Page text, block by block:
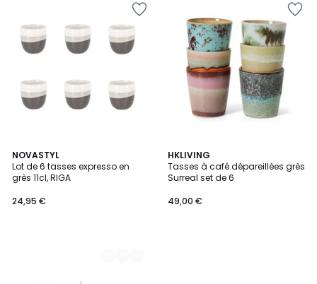
NOVASTYL
Lot de 6 tasses expresso en
grès 11cl, RIGA
24,95 €
2
Couleurs
HKLIVING
Tasses à café dépareillées grès
Surreal set de 6
49,00 €